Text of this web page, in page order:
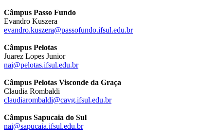
Câmpus Passo Fundo
Evandro Kuszera
evandro.kuszera@passofundo.ifsul.edu.br
Câmpus Pelotas
Juarez Lopes Junior
nai@pelotas.ifsul.edu.br
Câmpus Pelotas Visconde da Graça
Claudia Rombaldi
claudiarombaldi@cavg.ifsul.edu.br
Câmpus Sapucaia do Sul
nai@sapucaia.ifsul.edu.br